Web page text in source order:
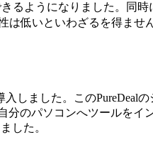
るようになりました。同
は低いといわざるを得ませ
入しました。このPureDeal
のパソコンへツールをイ
した。